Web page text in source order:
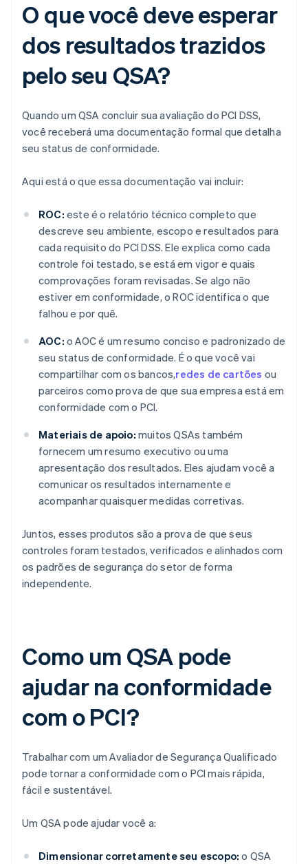
O que você deve esperar
dos resultados trazidos
pelo seu QSA?
Quando um QSA concluir sua avaliação do PCI DSS,
você receberá uma documentação formal que detalha
seu status de conformidade.
Aqui está o que essa documentação vai incluir:
ROC: este é o relatório técnico completo que
descreve seu ambiente, escopo e resultados para
cada requisito do PCI DSS. Ele explica como cada
controle foi testado, se está em vigor e quais
comprovações foram revisadas. Se algo não
estiver em conformidade, o ROC identifica o que
falhou e por quê.
AOC: o AOC é um resumo conciso e padronizado de
seu status de conformidade. É o que você vai
compartilhar com os bancos,redes de cartões ou
parceiros como prova de que sua empresa está em
conformidade com o PCI.
Materiais de apoio: muitos QSAs também
fornecem um resumo executivo ou uma
apresentação dos resultados. Eles ajudam você a
comunicar os resultados internamente e
acompanhar quaisquer medidas corretivas.
Juntos, esses produtos são a prova de que seus
controles foram testados, verificados e alinhados com
os padrões de segurança do setor de forma
independente.
Como um QSA pode
ajudar na conformidade
com o PCI?
Trabalhar com um Avaliador de Segurança Qualificado
pode tornar a conformidade com o PCI mais rápida,
fácil e sustentável.
Um QSA pode ajudar você a:
Dimensionar corretamente seu escopo: o QSA